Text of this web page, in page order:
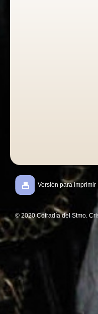
Versión para imprimir
© 2020 Cofradía del Stmo.